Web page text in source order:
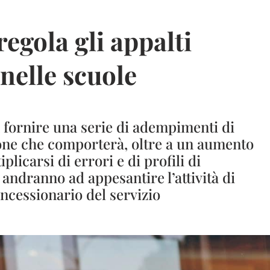
gli appalti
scuole
una serie di adempimenti di
che comporterà, oltre a un aumento
di errori e di profili di
ad appesantire l’attività di
del servizio